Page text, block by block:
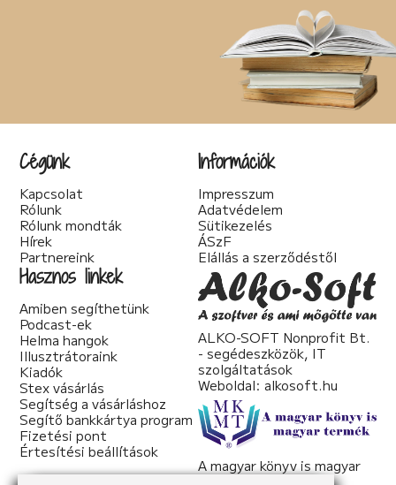
Cégünk
Kapcsolat
Rólunk
Rólunk mondták
Hírek
Partnereink
Információk
Impresszum
Adatvédelem
Sütikezelés
ÁSzF
Elállás a szerződéstől
Hasznos linkek
Amiben segíthetünk
Podcast-ek
Helma hangok
Illusztrátoraink
Kiadók
Stex vásárlás
Segítség a vásárláshoz
Segítő bankkártya program
Fizetési pont
Értesítési beállítások
ALKO-SOFT Nonprofit Bt.
- segédeszközök, IT
szolgáltatások
Weboldal: alkosoft.hu
A magyar könyv is magyar
termék